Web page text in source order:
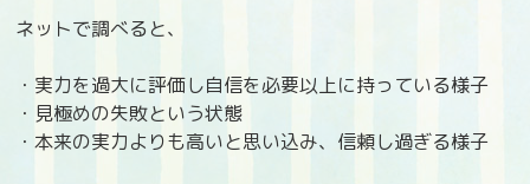
ネットで調べると、
・実力を過大に評価し自信を必要以上に持っている様子
・見極めの失敗という状態
・本来の実力よりも高いと思い込み、信頼し過ぎる様子